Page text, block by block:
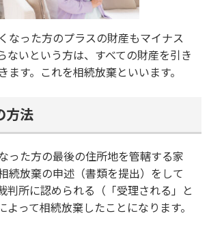
なった方のプラスの財産もマイナス
ないという方は、すべての財産を引き
ます。これを相続放棄といいます。
方法
った方の最後の住所地を管轄する家
続放棄の申述（書類を提出）をして
判所に認められる（「受理される」と
よって相続放棄したことになります。